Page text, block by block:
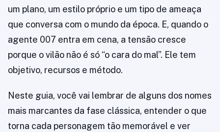
um plano, um estilo próprio e um tipo de ameaça
que conversa com o mundo da época. E, quando o
agente 007 entra em cena, a tensão cresce
porque o vilão não é só “o cara do mal”. Ele tem
objetivo, recursos e método.
Neste guia, você vai lembrar de alguns dos nomes
mais marcantes da fase clássica, entender o que
torna cada personagem tão memorável e ver